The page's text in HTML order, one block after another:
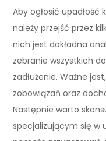
Aby ogłosić upadłość
należy przejść przez
nich jest dokładna
zebranie wszystkich
zadłużenie. Ważne
zobowiązań oraz
Następnie warto
specjalizującym się w